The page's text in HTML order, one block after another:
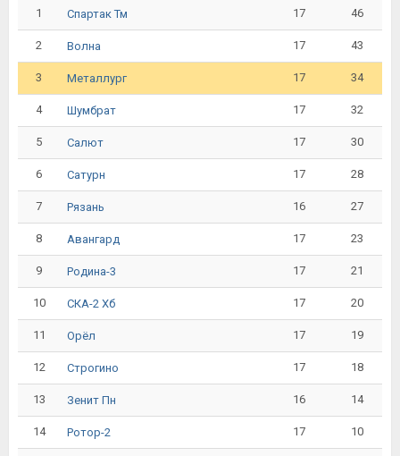
1 Спартак Тм 17 46
2 Волна 17 43
3 Металлург 17 34
4 Шумбрат 17 32
5 Салют 17 30
6 Сатурн 17 28
7 Рязань 16 27
8 Авангард 17 23
9 Родина-3 17 21
10 СКА-2 Хб 17 20
11 Орёл 17 19
12 Строгино 17 18
13 Зенит Пн 16 14
14 Ротор-2 17 10